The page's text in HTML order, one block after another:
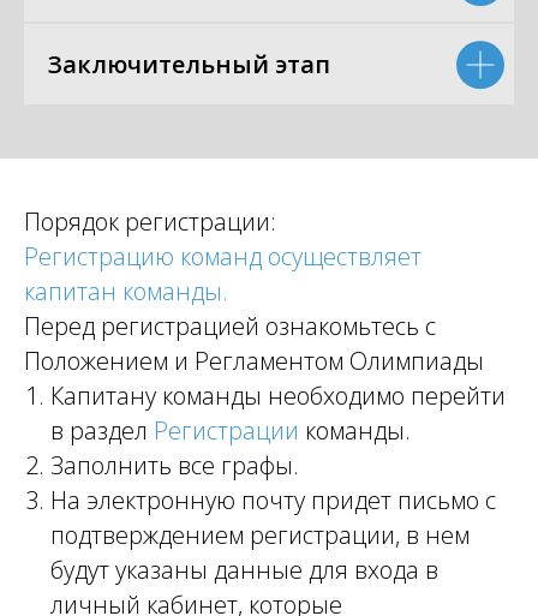
Заключительный этап
Порядок регистрации:
Регистрацию команд осуществляет
капитан команды.
Перед регистрацией ознакомьтесь с
Положением и Регламентом Олимпиады
Капитану команды необходимо перейти
в раздел Регистрации команды.
Заполнить все графы.
На электронную почту придет письмо с
подтверждением регистрации, в нем
будут указаны данные для входа в
личный кабинет, которые